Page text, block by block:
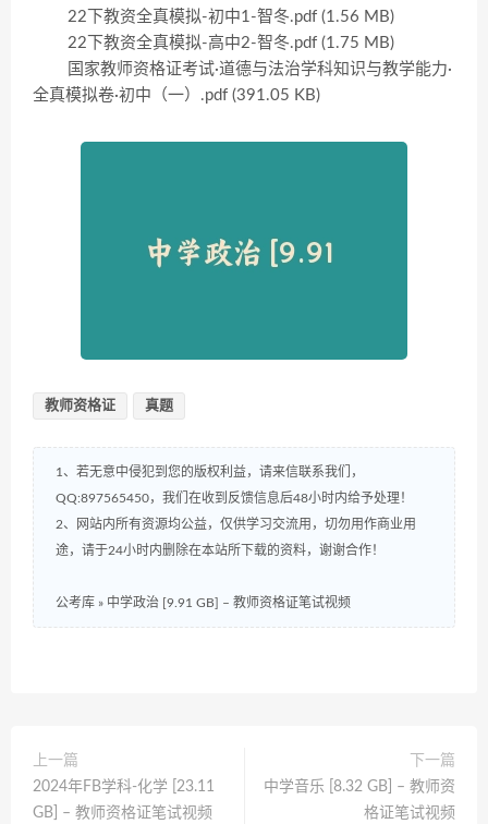
22下教资全真模拟-初中1-智冬.pdf (1.56 MB)
22下教资全真模拟-高中2-智冬.pdf (1.75 MB)
国家教师资格证考试·道德与法治学科知识与教学能力·
全真模拟卷·初中（一）.pdf (391.05 KB)
教师资格证 真题
1、若无意中侵犯到您的版权利益，请来信联系我们，
QQ:897565450，我们在收到反馈信息后48小时内给予处理！
2、网站内所有资源均公益，仅供学习交流用，切勿用作商业用
途，请于24小时内删除在本站所下载的资料，谢谢合作！
公考库 » 中学政治 [9.91 GB] – 教师资格证笔试视频
上一篇
2024年FB学科-化学 [23.11
GB] – 教师资格证笔试视频
下一篇
中学音乐 [8.32 GB] – 教师资
格证笔试视频